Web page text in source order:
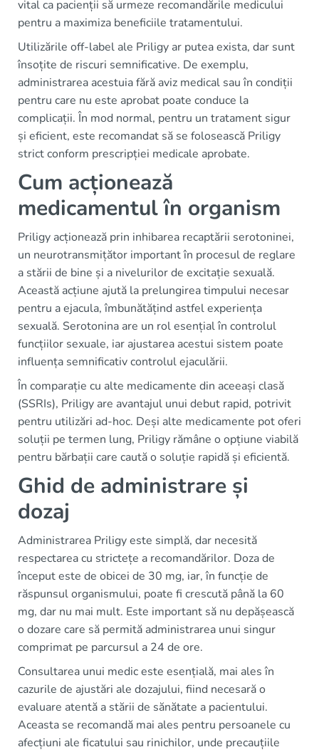
vital ca pacienții să urmeze recomandările medicului
pentru a maximiza beneficiile tratamentului.
Utilizările off-label ale Priligy ar putea exista, dar sunt
însoțite de riscuri semnificative. De exemplu,
administrarea acestuia fără aviz medical sau în condiții
pentru care nu este aprobat poate conduce la
complicații. În mod normal, pentru un tratament sigur
și eficient, este recomandat să se folosească Priligy
strict conform prescripției medicale aprobate.
Cum acționează
medicamentul în organism
Priligy acționează prin inhibarea recaptării serotoninei,
un neurotransmițător important în procesul de reglare
a stării de bine și a nivelurilor de excitație sexuală.
Această acțiune ajută la prelungirea timpului necesar
pentru a ejacula, îmbunătățind astfel experiența
sexuală. Serotonina are un rol esențial în controlul
funcțiilor sexuale, iar ajustarea acestui sistem poate
influența semnificativ controlul ejaculării.
În comparație cu alte medicamente din aceeași clasă
(SSRIs), Priligy are avantajul unui debut rapid, potrivit
pentru utilizări ad-hoc. Deși alte medicamente pot oferi
soluții pe termen lung, Priligy rămâne o opțiune viabilă
pentru bărbații care caută o soluție rapidă și eficientă.
Ghid de administrare și
dozaj
Administrarea Priligy este simplă, dar necesită
respectarea cu strictețe a recomandărilor. Doza de
început este de obicei de 30 mg, iar, în funcție de
răspunsul organismului, poate fi crescută până la 60
mg, dar nu mai mult. Este important să nu depășească
o dozare care să permită administrarea unui singur
comprimat pe parcursul a 24 de ore.
Consultarea unui medic este esențială, mai ales în
cazurile de ajustări ale dozajului, fiind necesară o
evaluare atentă a stării de sănătate a pacientului.
Aceasta se recomandă mai ales pentru persoanele cu
afecțiuni ale ficatului sau rinichilor, unde precauțiile